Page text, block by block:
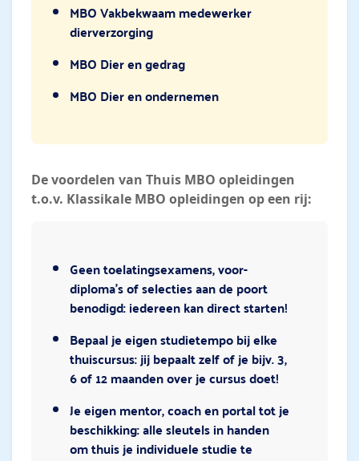
MBO Vakbekwaam medewerker
dierverzorging
MBO Dier en gedrag
MBO Dier en ondernemen
De voordelen van Thuis MBO opleidingen
t.o.v. Klassikale MBO opleidingen op een rij:
Geen toelatingsexamens, voor-
diploma’s of selecties aan de poort
benodigd: iedereen kan direct starten!
Bepaal je eigen studietempo bij elke
thuiscursus: jij bepaalt zelf of je bijv. 3,
6 of 12 maanden over je cursus doet!
Je eigen mentor, coach en portal tot je
beschikking: alle sleutels in handen
om thuis je individuele studie te